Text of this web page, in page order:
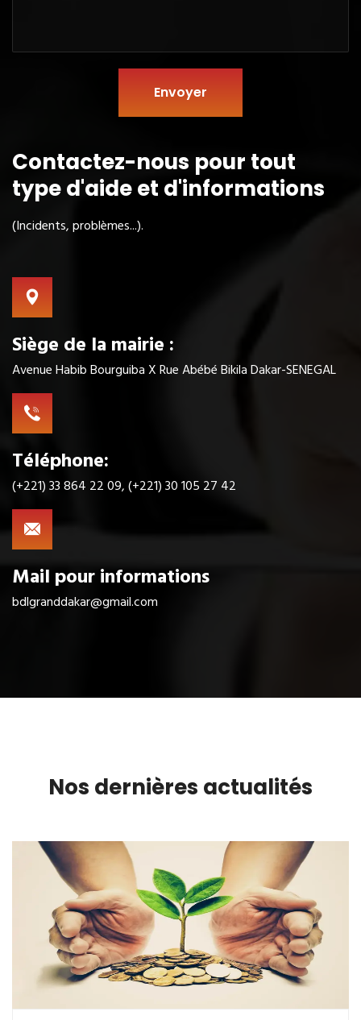
Envoyer
Contactez-nous pour tout
typed'aide et d'informations
(Incidents, problèmes...).
Siège de la mairie :
Avenue Habib Bourguiba X Rue Abébé Bikila Dakar-SENEGAL
Téléphone:
(+221) 33 864 22 09, (+221) 30 105 27 42
Mail pour informations
bdlgranddakar@gmail.com
Nos dernières actualités